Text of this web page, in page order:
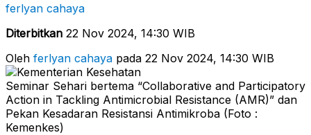
ferlyan cahaya
Diterbitkan 22 Nov 2024, 14:30 WIB
Oleh ferlyan cahaya pada 22 Nov 2024, 14:30 WIB
Seminar Sehari bertema “Collaborative and Participatory
Action in Tackling Antimicrobial Resistance (AMR)” dan
Pekan Kesadaran Resistansi Antimikroba (Foto :
Kemenkes)